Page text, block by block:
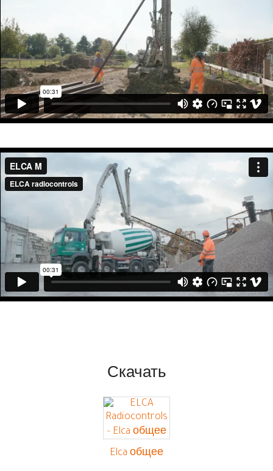
Скачать
Elca общее